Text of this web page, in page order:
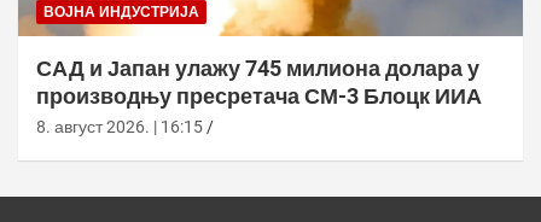
ВОЈНА ИНДУСТРИЈА
САД и Јапан улажу 745 милиона долара у
производњу пресретача СМ-3 Блоцк ИИА
8. август 2026. | 16:15